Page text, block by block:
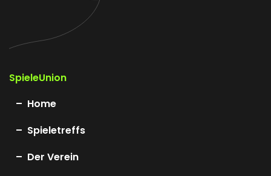
SpieleUnion
Home
Spieletreffs
Der Verein